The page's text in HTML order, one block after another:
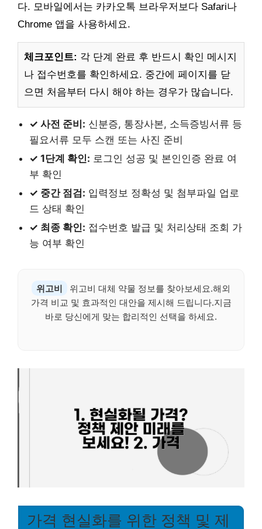
다. 모바일에서는 카카오톡 브라우저보다 Safari나
Chrome 앱을 사용하세요.
체크포인트: 각 단계 완료 후 반드시 확인 메시지
나 접수번호를 확인하세요. 중간에 페이지를 닫
으면 처음부터 다시 해야 하는 경우가 많습니다.
✓ 사전 준비: 신분증, 통장사본, 소득증빙서류 등
필요서류 모두 스캔 또는 사진 준비
✓ 1단계 확인: 로그인 성공 및 본인인증 완료 여
부 확인
✓ 중간 점검: 입력정보 정확성 및 첨부파일 업로
드 상태 확인
✓ 최종 확인: 접수번호 발급 및 처리상태 조회 가
능 여부 확인
위고비
위고비 대체 약물 정보를 찾아보세요.해외
가격 비교 및 효과적인 대안을 제시해 드립니다.지금
바로 당신에게 맞는 합리적인 선택을 하세요.
가격 현실화를 위한 정책 및 제